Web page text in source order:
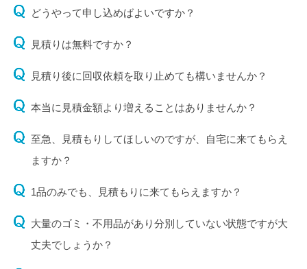
どうやって申し込めばよいですか？
見積りは無料ですか？
見積り後に回収依頼を取り止めても構いませんか？
本当に見積金額より増えることはありませんか？
至急、見積もりしてほしいのですが、自宅に来てもらえ
ますか？
1品のみでも、見積もりに来てもらえますか？
大量のゴミ・不用品があり分別していない状態ですが大
丈夫でしょうか？